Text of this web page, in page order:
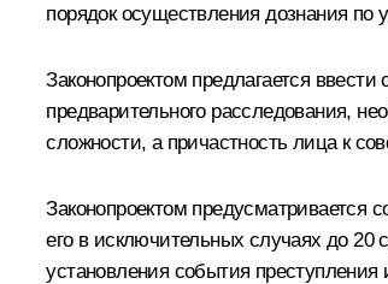
порядок осуществления дознания
Законопроектом предлагается
предварительного расследования,
сложности, а причастность лица к
Законопроектом предусматривается
его в исключительных случаях до 20
установления события преступления